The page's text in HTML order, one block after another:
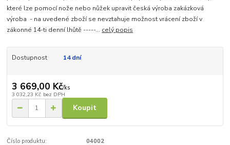
které lze pomocí nože nebo nůžek upravit česká výroba zakázková
výroba - na uvedené zboží se nevztahuje možnost vrácení zboží v
zákonné 14-ti denní lhůtě -----... celý popis
Dostupnost 14 dní
3 669,00 Kč/ks
3 032,23 Kč bez DPH
Koupit
Číslo produktu:
04002